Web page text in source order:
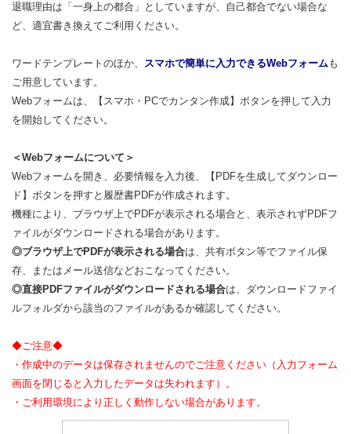
退職理由は「一身上の都合」としていますが、自己都合でない場合な
ど、適宜書き換えてご利用ください。
ワードテンプレートのほか、 スマホで簡単に入力できるWebフォームも
ご用意しています。
Webフォームは、【スマホ・PCでカンタン作成】ボタンを押して入力
を開始してください。
＜Webフォームについて＞
Webフォームを開き、必要情報を入力後、【PDFを生成してダウンロー
ド】ボタンを押すと履歴書PDFが作成されます。
機種により、ブラウザ上でPDFが表示される場合と、表示されずPDFフ
ァイルがダウンロードされる場合があります。
◎ブラウザ上でPDFが表示される場合は、共有ボタン等でファイル保
存、またはメール送信などおこなってください。
◎直接PDFファイルがダウンロードされる場合は、ダウンロードファイ
ルフォルダから該当のファイルがあるか確認してください。
◆ご注意◆
・作成中のデータは保存されませんのでご注意ください（入力フォーム
画面を閉じると入力したデータは失われます）。
・ご利用環境により正しく動作しない場合があります。